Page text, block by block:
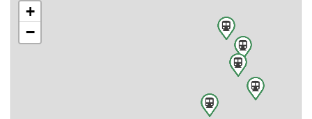
+
−